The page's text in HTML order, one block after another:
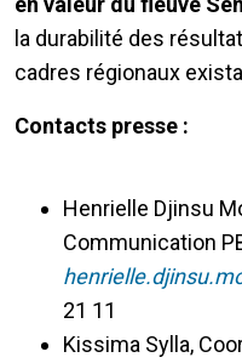
la durabilité des
cadres régionaux
Contacts presse :
Henrielle Djinsu
Communication
21 11
Kissima Sylla,